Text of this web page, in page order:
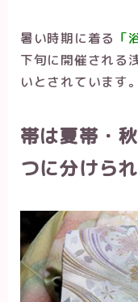
暑い時期に着る 「
下旬に開催される
いとされています。
帯は夏帯・
つに分けら